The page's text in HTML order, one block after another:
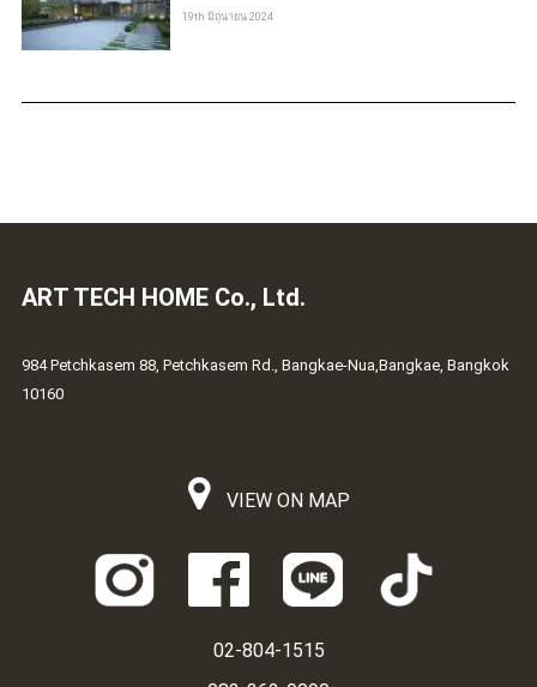
19th มิถุนายน 2024
ART TECH HOME Co., Ltd.
984 Petchkasem 88, Petchkasem Rd., Bangkae-Nua,Bangkae, Bangkok
10160
VIEW ON MAP
02-804-1515